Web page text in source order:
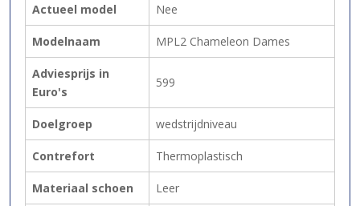
Actueel model Nee
Modelnaam MPL2 Chameleon Dames
Adviesprijs in
Euro's
599
Doelgroep wedstrijdniveau
Contrefort Thermoplastisch
Materiaal schoen Leer